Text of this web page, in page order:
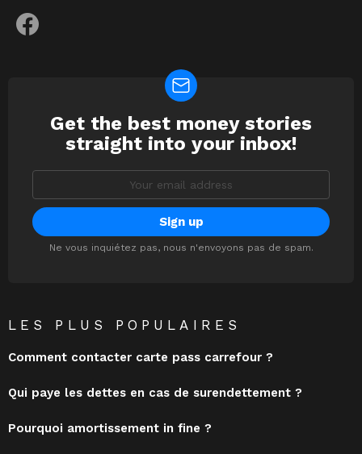
NEWSLETTER
Get the best money stories
straight into your inbox!
Ne vous inquiétez pas, nous n'envoyons pas de spam.
LES PLUS POPULAIRES
Comment contacter carte pass carrefour ?
Qui paye les dettes en cas de surendettement ?
Pourquoi amortissement in fine ?